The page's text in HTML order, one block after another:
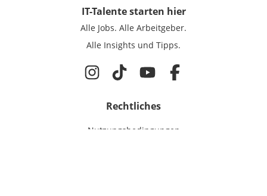
IT-Talentestarten hier
Alle Jobs. Alle Arbeitgeber.
Alle Insights und Tipps.
Rechtliches
Nutzungsbedingungen